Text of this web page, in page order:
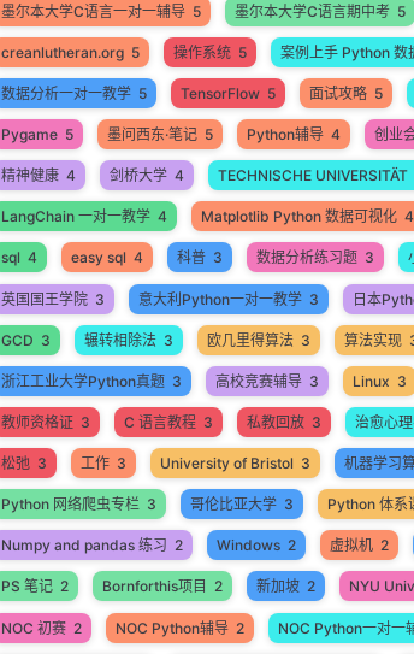
墨尔本大学C语言一对一辅导 5 墨尔本大学C语言期中考 5
creanlutheran.org 5 操作系统 5 案例上手 Python 数
数据分析一对一教学 5 TensorFlow 5 面试攻略 5
Pygame 5 墨问西东·笔记 5 Python辅导 4 创业
精神健康 4 剑桥大学 4 TECHNISCHE UNIVERSITÄT
LangChain 一对一教学 4 Matplotlib Python 数据可视化 4
sql 4 easy sql 4 科普 3 数据分析练习题 3
英国国王学院 3 意大利Python一对一教学 3 日本
GCD 3 辗转相除法 3 欧几里得算法 3 算法实现
浙江工业大学Python真题 3 高校竞赛辅导 3 Linux 3
教师资格证 3 C 语言教程 3 私教回放 3 治愈心
松弛 3 工作 3 University of Bristol 3 机器学习
Python 网络爬虫专栏 3 哥伦比亚大学 3 Python 体系
Numpy and pandas 练习 2 Windows 2 虚拟机 2
PS 笔记 2 Bornforthis项目 2 新加坡 2 NYU
NOC 初赛 2 NOC Python辅导 2 NOC Python一对一